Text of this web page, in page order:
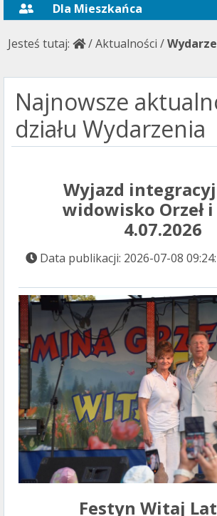
Dla Mieszkańca
Jesteś tutaj: /Aktualności /
Najnowsze
działu Wydarzenia
Wyjazd
widowisko Orzeł
4.07.2026
Data publikacji: 2026-07-08
Festyn Witaj